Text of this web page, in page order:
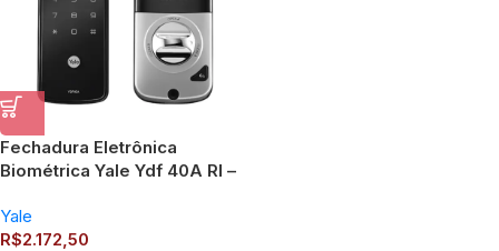
Fechadura Eletrônica
Biométrica Yale Ydf 40A Rl –
Yale
R$2.172,50